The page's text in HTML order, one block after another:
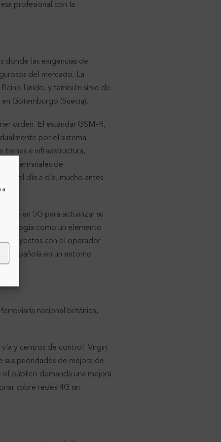
a
profesional con la
donde las exigencias de
del mercado. La
Unido, y también sirve de
Gotemburgo (Suecia).
orden. El estándar GSM-R,
por el sistema
trenes e infraestructura,
de terminales de
del día a día, mucho antes
en 5G para actualizar su
como un elemento
proyectos con el operador
española en un entorno
nacional británica,
y centros de control. Virgin
sus prioridades de mejora de
público demanda una mejora
sobre redes 4G sin